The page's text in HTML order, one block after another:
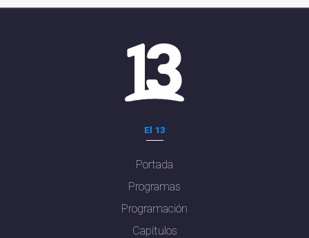
El 13
Portada
Programas
Programación
Capítulos